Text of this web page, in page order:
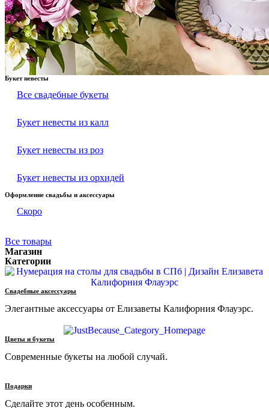
Букет невесты
Все свадебные букеты
Букет невесты из калл
Букет невесты из роз
Букет невесты из орхидей
Оформление свадьбы и аксессуары
Скоро
Все товары
Магазин
Категории
Свадебные аксессуары
Элегантные аксессуары от Елизаветы Калифорния Флауэрс.
Цветы и букеты
Современные букеты на любой случай.
Подарки
Сделайте этот день особенным.